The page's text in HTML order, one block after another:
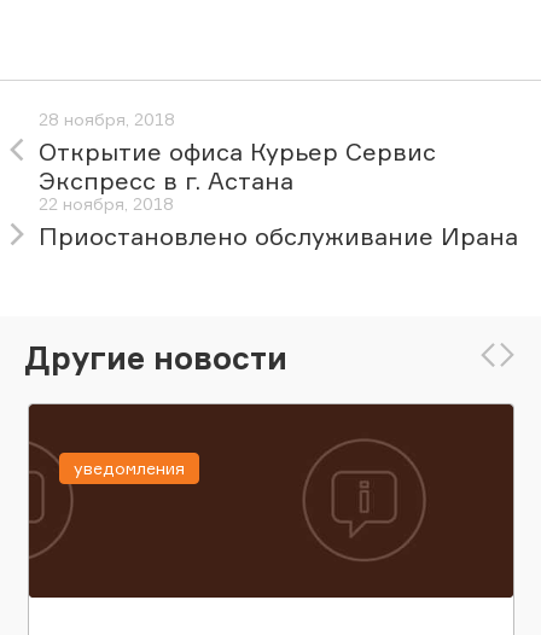
28 ноября, 2018
Открытие офиса Курьер Сервис
Экспресс в г. Астана
22 ноября, 2018
Приостановлено обслуживание Ирана
Другие новости
уведомления